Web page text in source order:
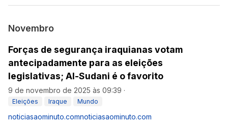
Novembro
Forças de segurança iraquianas votam
antecipadamente para as eleições
legislativas; Al-Sudani é o favorito
9 de novembro de 2025 às 09:39 ·
Eleições Iraque Mundo
noticiasaominuto.comnoticiasaominuto.com